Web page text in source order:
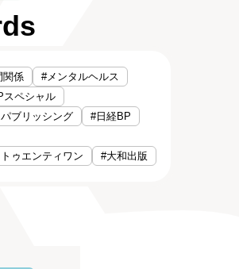
関係
#メンタルヘルス
スペシャル
ブリッシング
#日経BP
ゥエンティワン
#大和出版